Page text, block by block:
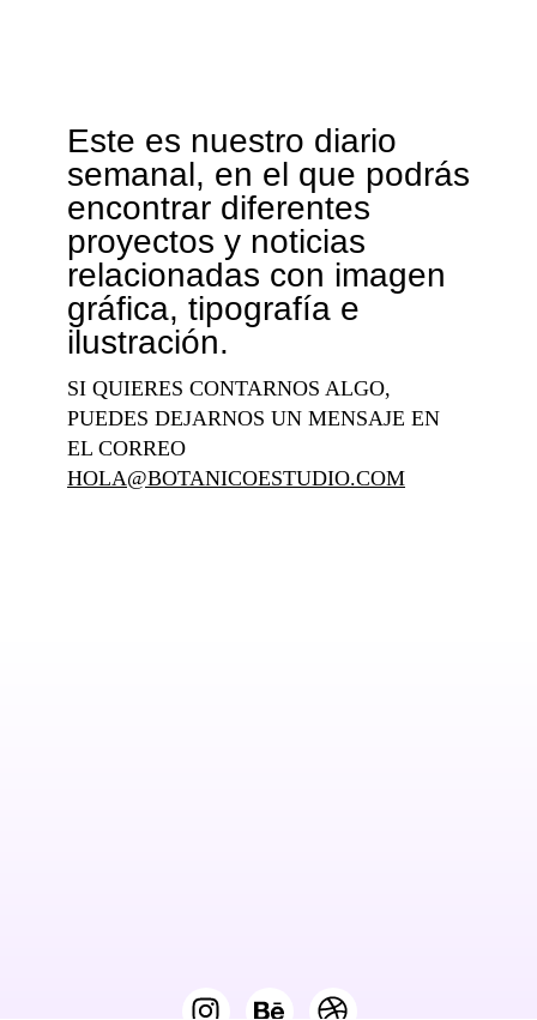
Este es nuestro diario
semanal, en el que podrás
encontrar diferentes
proyectos y noticias
relacionadas con imagen
gráfica, tipografía e
ilustración.
SI QUIERES CONTARNOS ALGO,
PUEDES DEJARNOS UN MENSAJE EN
EL CORREO
HOLA@BOTANICOESTUDIO.COM